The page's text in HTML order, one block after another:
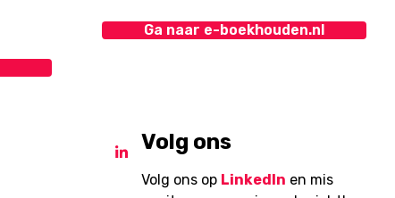
Ga naar e-boekhouden.nl
Volg ons
Volg ons op LinkedIn en mis